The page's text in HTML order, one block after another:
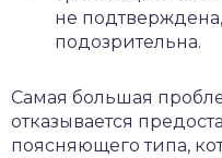
не
подозрительна.
Самая большая
отказывается
поясняющего типа,